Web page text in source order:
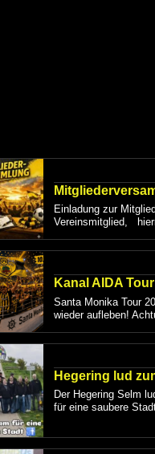
Einladung zur
Vereinsmitglied,
Kanal AIDA
Santa Monika Tour
wieder aufleben!
Hegering lud
Der Hegering Selm
für eine saubere